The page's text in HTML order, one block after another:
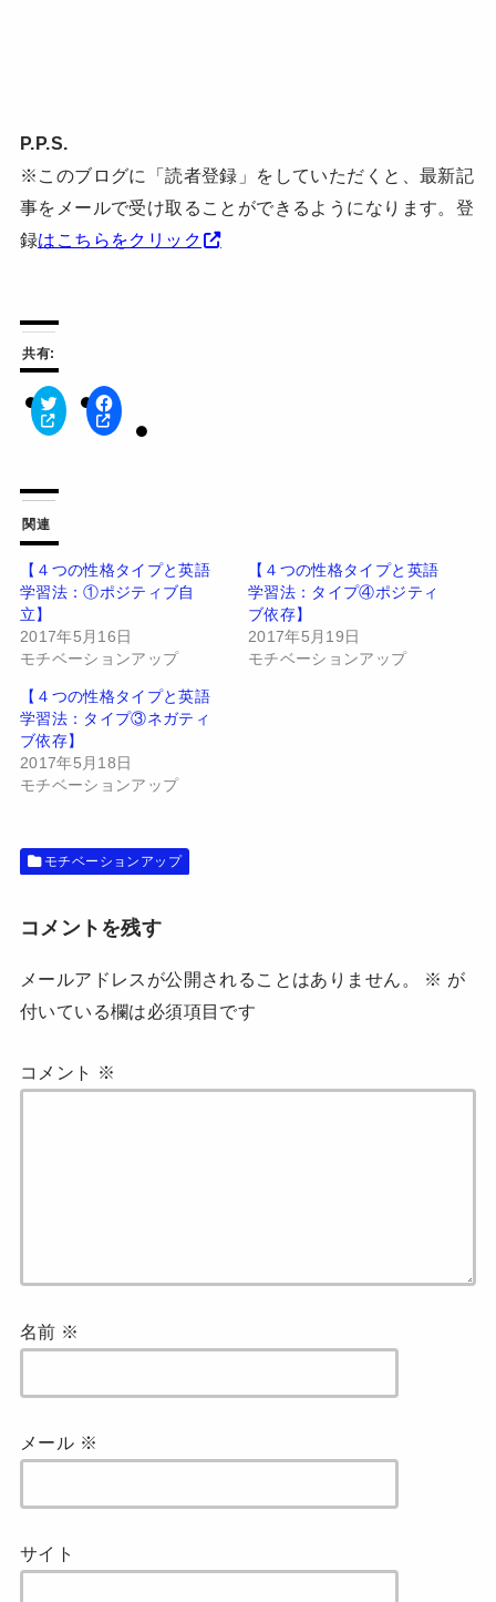
P.P.S.
※このブログに「読者登録」をしていただくと、最新記
事をメールで受け取ることができるようになります。登
録はこちらをクリック
共有:
ク
リ
て
T
w
i
t
t
e
r
で
共
有
(
新
い
ウ
ィ
ン
ド
ウ
で
開
)
F
a
有
す
る
ク
ッ
し
て
く
さ
い
(
新
ィ
ン
ド
開
き
す
関連
【４つの性格タイプと英語
学習法：①ポジティブ自
立】
2017年5月16日
モチベーションアップ
【４つの性格タイプと英語
学習法：タイプ④ポジティ
ブ依存】
2017年5月19日
モチベーションアップ
【４つの性格タイプと英語
学習法：タイプ③ネガティ
ブ依存】
2017年5月18日
モチベーションアップ
モチベーションアップ
コメントを残す
メールアドレスが公開されることはありません。 ※ が
付いている欄は必須項目です
コメント ※
名前 ※
メール ※
サイト